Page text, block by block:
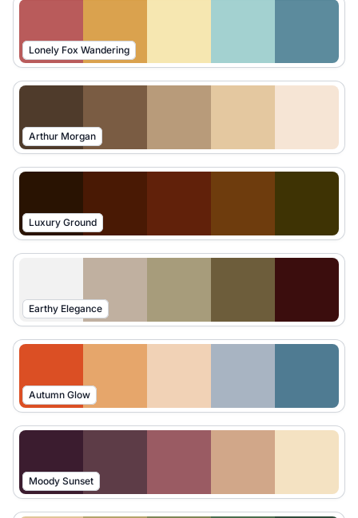
Lonely Fox Wandering
Arthur Morgan
Luxury Ground
Earthy Elegance
Autumn Glow
Moody Sunset